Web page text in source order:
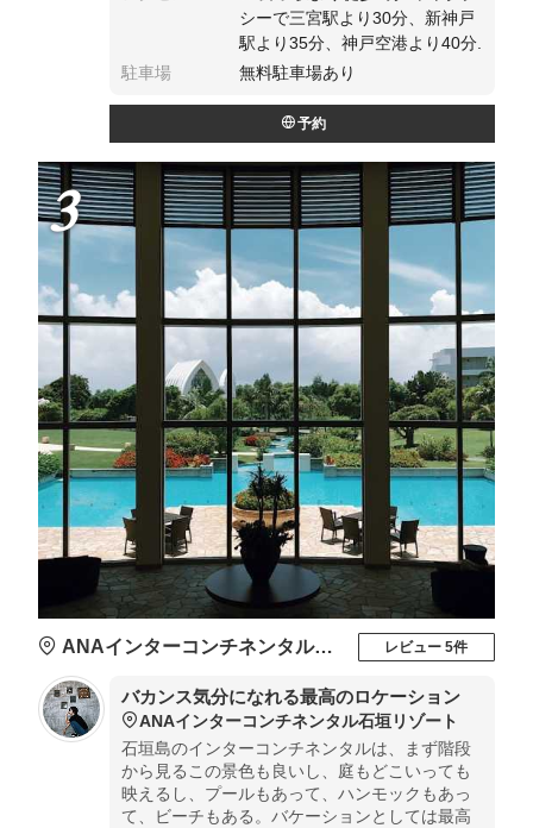
シーで三宮駅より30分、新神戸
駅より35分、神戸空港より40分.
駐車場
無料駐車場あり
予約
3
ANAインターコンチネンタル石垣リゾート レビュー 5件
バカンス気分になれる最高のロケーション
ANAインターコンチネンタル石垣リゾート
石垣島のインターコンチネンタルは、まず階段
から見るこの景色も良いし、庭もどこいっても
映えるし、プールもあって、ハンモックもあっ
て、ビーチもある。バケーションとしては最高